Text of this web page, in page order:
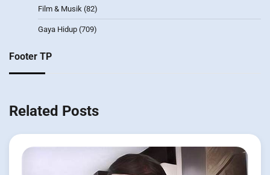
Film & Musik (82)
Gaya Hidup (709)
Footer TP
Related Posts